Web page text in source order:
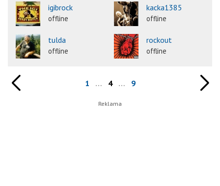
igibrock
offline
kacka1385
offline
tulda
offline
rockout
offline
1 … 4 … 9